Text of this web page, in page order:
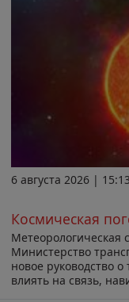
6 августа 2026 | 15:13
Космическая
Метеорологическая
Министерство
новое руководство
влиять на связь,